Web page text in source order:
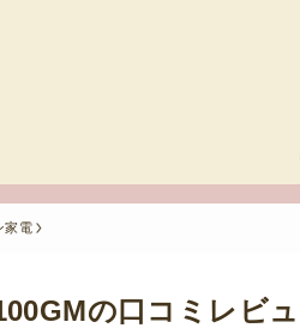
家電
の口コミレビ